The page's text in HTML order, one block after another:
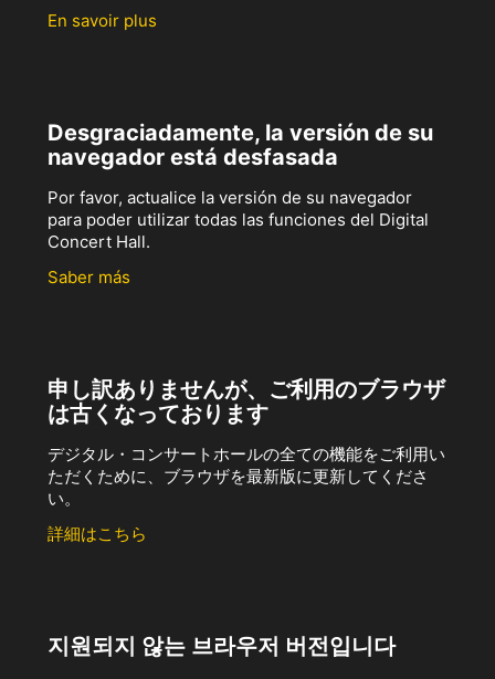
En savoir plus
Desgraciadamente, la versión de su
navegador está desfasada
Por favor, actualice la versión de su navegador
para poder utilizar todas las funciones del Digital
Concert Hall.
Saber más
申し訳ありませんが、ご利用のブラウザ
は古くなっております
デジタル・コンサートホールの全ての機能をご利用い
ただくために、ブラウザを最新版に更新してくださ
い。
詳細はこちら
지원되지 않는 브라우저 버전입니다